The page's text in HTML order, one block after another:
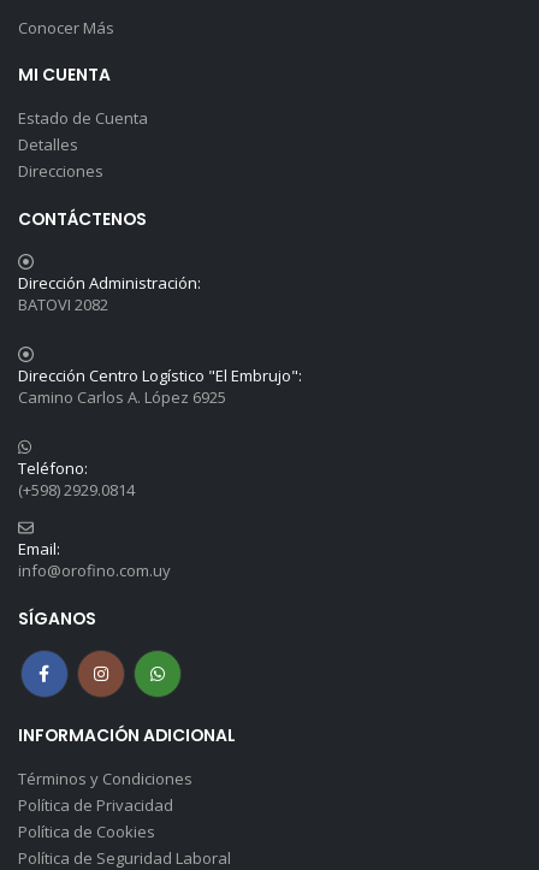
Conocer Más
MI CUENTA
Estado de Cuenta
Detalles
Direcciones
CONTÁCTENOS
Dirección Administración:
BATOVI 2082
Dirección Centro Logístico "El Embrujo":
Camino Carlos A. López 6925
Teléfono:
(+598) 2929.0814
Email:
info@orofino.com.uy
SÍGANOS
INFORMACIÓN ADICIONAL
Términos y Condiciones
Política de Privacidad
Política de Cookies
Política de Seguridad Laboral